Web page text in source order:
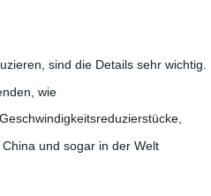
sind die Details sehr wichtig.
wie
und sogar in der Welt